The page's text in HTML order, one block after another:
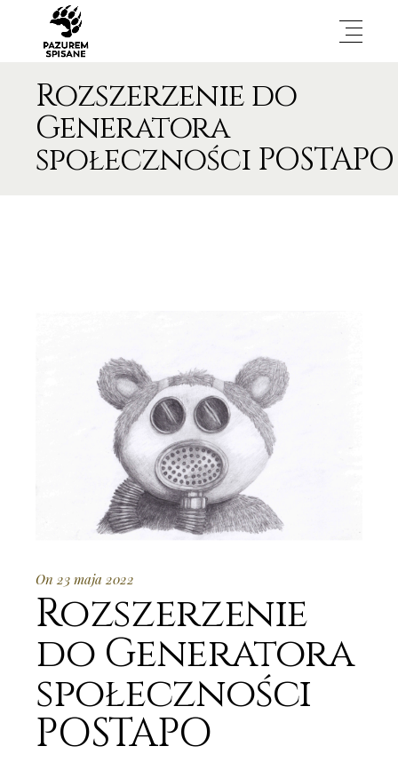
Rozszerzenie do
Generatora
społeczności POSTAPO
On 23 maja 2022
Rozszerzenie
do Generatora
społeczności
POSTAPO